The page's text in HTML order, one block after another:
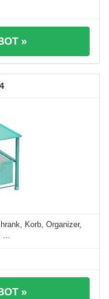
»
4
Korb, Organizer,
...
»